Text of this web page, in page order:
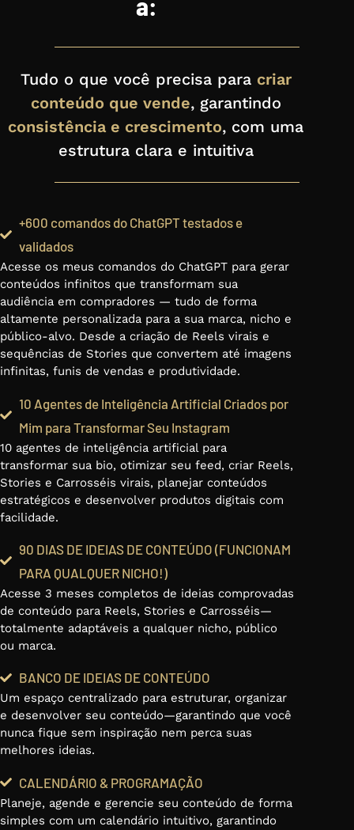
Tudo o que você precisa para criar
conteúdo que vende, garantindo
consistência e crescimento, com uma
estrutura clara e intuitiva
+600 comandos do ChatGPT testados e
validados
Acesse os meus comandos do ChatGPT para gerar
conteúdos infinitos que transformam sua
audiência em compradores — tudo de forma
altamente personalizada para a sua marca, nicho e
público-alvo. Desde a criação de Reels virais e
sequências de Stories que convertem até imagens
infinitas, funis de vendas e produtividade.
10 Agentes de Inteligência Artificial Criados por
Mim para Transformar Seu Instagram
10 agentes de inteligência artificial para
transformar sua bio, otimizar seu feed, criar Reels,
Stories e Carrosséis virais, planejar conteúdos
estratégicos e desenvolver produtos digitais com
facilidade.
90 DIAS DE IDEIAS DE CONTEÚDO (FUNCIONAM
PARA QUALQUER NICHO!)
Acesse 3 meses completos de ideias comprovadas
de conteúdo para Reels, Stories e Carrosséis—
totalmente adaptáveis a qualquer nicho, público
ou marca.
BANCO DE IDEIAS DE CONTEÚDO
Um espaço centralizado para estruturar, organizar
e desenvolver seu conteúdo—garantindo que você
nunca fique sem inspiração nem perca suas
melhores ideias.
CALENDÁRIO & PROGRAMAÇÃO
Planeje, agende e gerencie seu conteúdo de forma
simples com um calendário intuitivo, garantindo